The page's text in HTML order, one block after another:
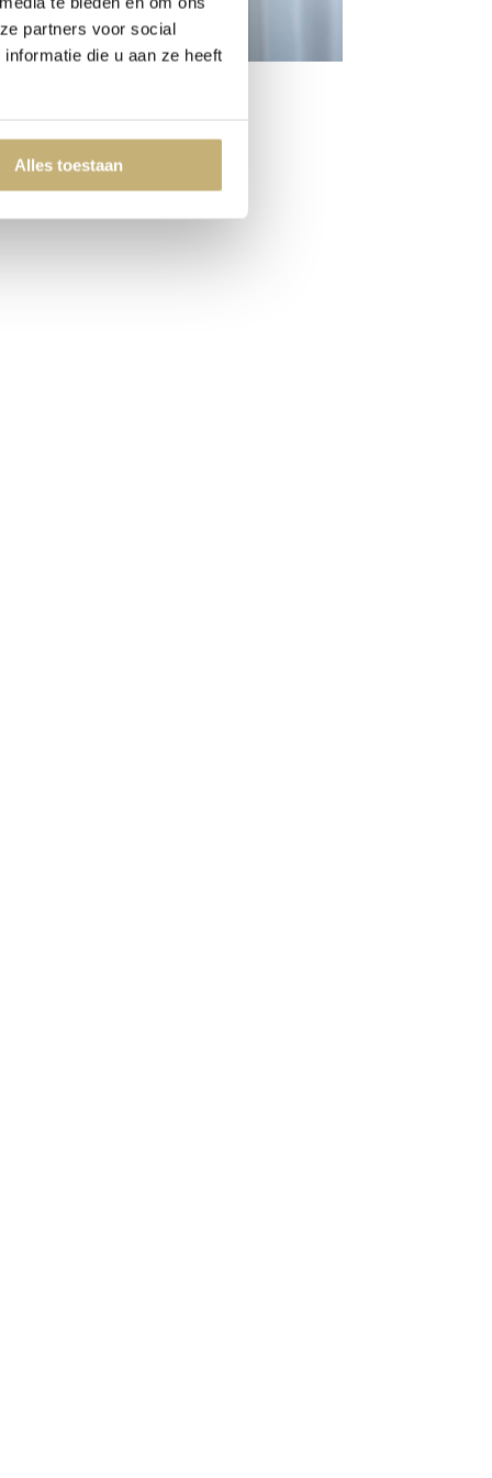
partners voor social
die u aan ze heeft
Alles toestaan